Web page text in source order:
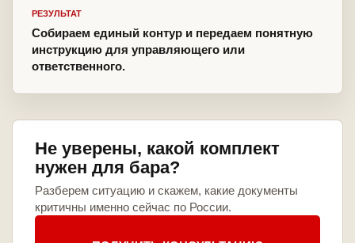
РЕЗУЛЬТАТ
Собираем единый контур и передаем понятную
инструкцию для управляющего или
ответственного.
Не уверены, какой комплект
нужен для бара?
Разберем ситуацию и скажем, какие документы
критичны именно сейчас по России.